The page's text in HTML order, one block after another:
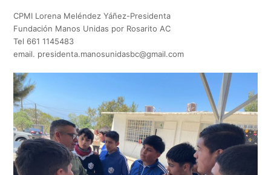
CPMI Lorena Meléndez Yáñez-Presidenta
Fundación Manos Unidas por Rosarito AC
Tel 661 1145483
email. presidenta.manosunidasbc@gmail.com